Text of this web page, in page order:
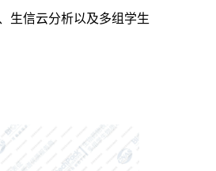
生信云分析以及多组学生